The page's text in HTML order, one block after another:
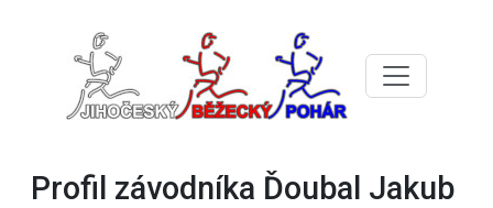
Profil závodníka Ďoubal Jakub